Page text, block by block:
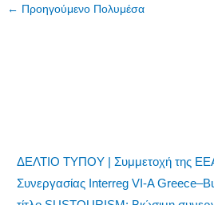
← Προηγούμενο Πολυμέσα
ΔΕΛΤΙΟ ΤΥΠΟΥ | Συμμετοχή της
Συνεργασίας Interreg VI-A